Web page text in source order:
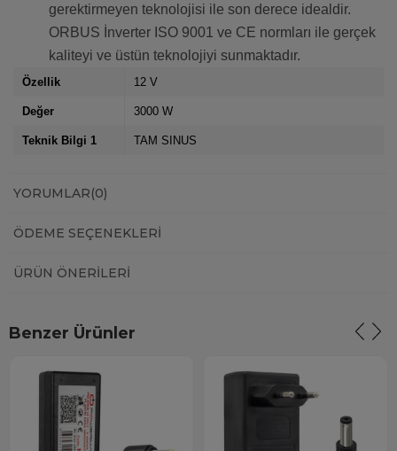
gerektirmeyen teknolojisi ile son derece idealdir.
ORBUS İnverter ISO 9001 ve CE normları ile gerçek
kaliteyi ve üstün teknolojiyi sunmaktadır.
Özellik 12 V
Değer 3000 W
Teknik Bilgi 1 TAM SINUS
YORUMLAR(0)
ÖDEME SEÇENEKLERI
ÜRÜN ÖNERILERI
Benzer Ürünler